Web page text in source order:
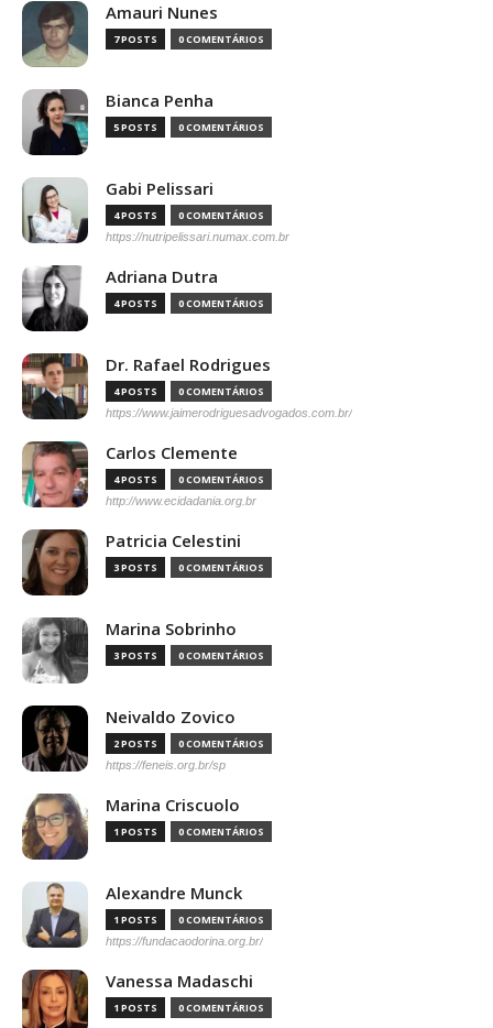
Amauri Nunes
7 POSTS 0 COMENTÁRIOS
Bianca Penha
5 POSTS 0 COMENTÁRIOS
Gabi Pelissari
4 POSTS 0 COMENTÁRIOS
https://nutripelissari.numax.com.br
Adriana Dutra
4 POSTS 0 COMENTÁRIOS
Dr. Rafael Rodrigues
4 POSTS 0 COMENTÁRIOS
https://www.jaimerodriguesadvogados.com.br/
Carlos Clemente
4 POSTS 0 COMENTÁRIOS
http://www.ecidadania.org.br
Patricia Celestini
3 POSTS 0 COMENTÁRIOS
Marina Sobrinho
3 POSTS 0 COMENTÁRIOS
Neivaldo Zovico
2 POSTS 0 COMENTÁRIOS
https://feneis.org.br/sp
Marina Criscuolo
1 POSTS 0 COMENTÁRIOS
Alexandre Munck
1 POSTS 0 COMENTÁRIOS
https://fundacaodorina.org.br/
Vanessa Madaschi
1 POSTS 0 COMENTÁRIOS